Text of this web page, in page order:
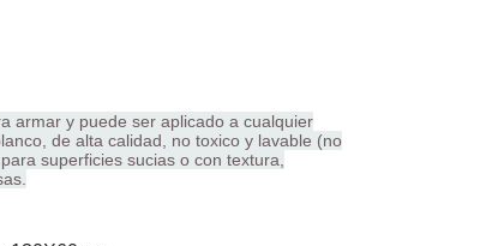
armar y puede ser aplicado a cualquier
de alta calidad, no toxico y lavable (no
superficies sucias o con textura,